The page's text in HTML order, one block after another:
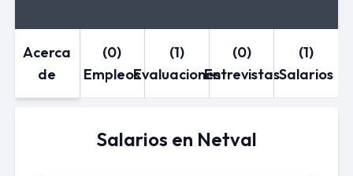
Acerca
de
(0)
Empleos
(1)
Evaluaciones
(0)
Entrevistas
(1)
Salarios
Salarios en Netval